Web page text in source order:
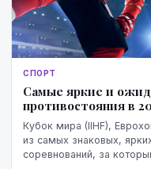
СПОРТ
Самые яркие и
противостояния в
Кубок мира (IIHF),
из самых знаковых,
соревнований, за